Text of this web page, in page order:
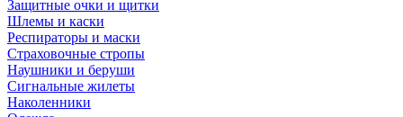
Защитные очки и щитки
Шлемы и каски
Респираторы и маски
Страховочные стропы
Наушники и беруши
Сигнальные жилеты
Наколенники